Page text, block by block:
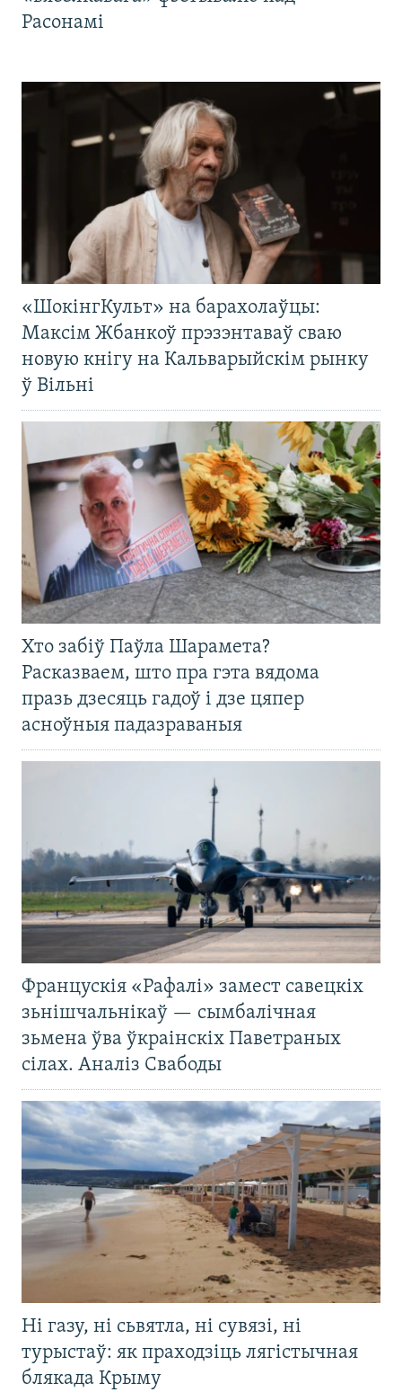
Расонамі
«ШокінгКульт» на барахолаўцы:
Максім Жбанкоў прэзэнтаваў сваю
новую кнігу на Кальварыйскім рынку
ў Вільні
Хто забіў Паўла Шарамета?
Расказваем, што пра гэта вядома
празь дзесяць гадоў і дзе цяпер
асноўныя падазраваныя
Францускія «Рафалі» замест савецкіх
зьнішчальнікаў — сымбалічная
зьмена ўва ўкраінскіх Паветраных
сілах. Аналіз Свабоды
Ні газу, ні сьвятла, ні сувязі, ні
турыстаў: як праходзіць лягістычная
блякада Крыму